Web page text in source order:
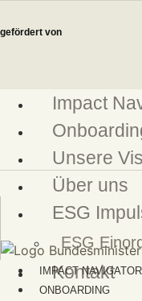
Inhalt
gefördert von
Impact
Unsere
Über uns
ESG
ESG
Kontakt
IMPACT
ONBOARDING